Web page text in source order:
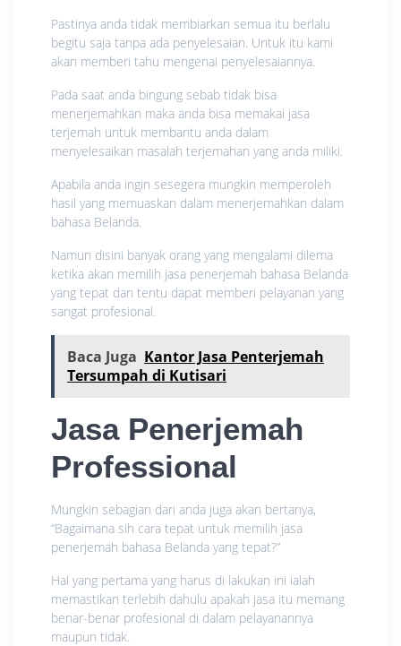
Pastinya anda tidak membiarkan semua itu berlalu
begitu saja tanpa ada penyelesaian. Untuk itu kami
akan memberi tahu mengenai penyelesaiannya.
Pada saat anda bingung sebab tidak bisa
menerjemahkan maka anda bisa memakai jasa
terjemah untuk membantu anda dalam
menyelesaikan masalah terjemahan yang anda miliki.
Apabila anda ingin sesegera mungkin memperoleh
hasil yang memuaskan dalam menerjemahkan dalam
bahasa Belanda.
Namun disini banyak orang yang mengalami dilema
ketika akan memilih jasa penerjemah bahasa Belanda
yang tepat dan tentu dapat memberi pelayanan yang
sangat profesional.
Baca Juga Kantor Jasa Penterjemah
Tersumpah di Kutisari
Jasa Penerjemah
Professional
Mungkin sebagian dari anda juga akan bertanya,
“Bagaimana sih cara tepat untuk memilih jasa
penerjemah bahasa Belanda yang tepat?”
Hal yang pertama yang harus di lakukan ini ialah
memastikan terlebih dahulu apakah jasa itu memang
benar-benar profesional di dalam pelayanannya
maupun tidak.